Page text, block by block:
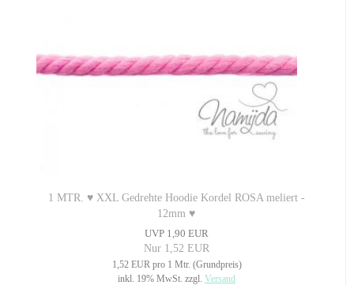
1 MTR. ♥ XXL Gedrehte Hoodie Kordel ROSA meliert -
12mm ♥
UVP 1,90 EUR
Nur 1,52 EUR
1,52 EUR pro 1 Mtr. (Grundpreis)
inkl. 19% MwSt. zzgl. Versand